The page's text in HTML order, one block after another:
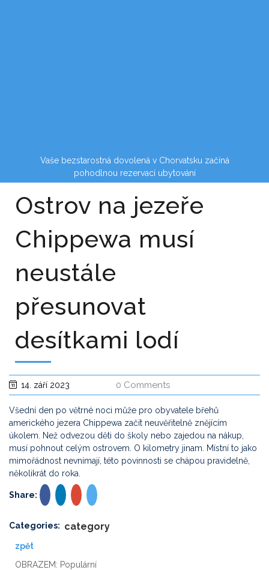
Vaše bezstarostná dovolená v Chorvatsku začíná
pohodlnou rezervací ubytování
Ostrov na jezeře
Chippewa musí
neustále
přesunovat
desítkami lodí
14. září 2023 0 Comments
Všední den po větrné noci může pro obyvatele břehů
amerického jezera Chippewa začít neuvěřitelně znějícím
úkolem. Než odvezou děti do školy nebo zajedou na nákup,
musí pohnout celým ostrovem. O kilometry jinam. Místní to jako
mimořádnost nevnímají, této povinnosti se chápou pravidelně,
několikrát do roka.
Share:
Categories: category
zpět
OBRAZEM: Populární